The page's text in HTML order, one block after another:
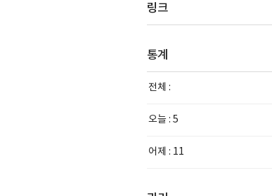
링크
통계
전체 :
오늘 : 5
어제 : 11